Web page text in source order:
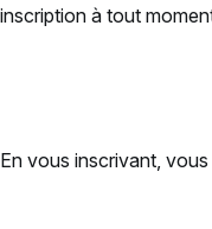
inscription à tout
En vous inscrivant,